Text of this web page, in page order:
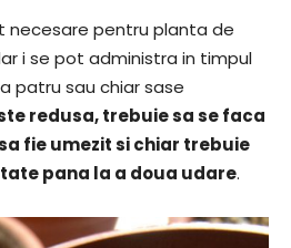
necesare pentru planta de
i se pot administra in timpul
patru sau chiar sase
redusa, trebuie sa se faca
fie umezit si chiar trebuie
pana la a doua udare.